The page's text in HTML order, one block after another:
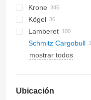
Inogam
Tecnogam
T-series
GA
Krone
SD
SDP
SDR
SZ
Kögel
S 24
ZVKA
Lamberet
LVFS
SR2
LTF
MPS
TRS
S-series
T-series
ROC
SP
Schmitz Cargobull
KO
SCB
SPA
SF
S-series
F-series
TO
VS
mostrar todos
Ubicación